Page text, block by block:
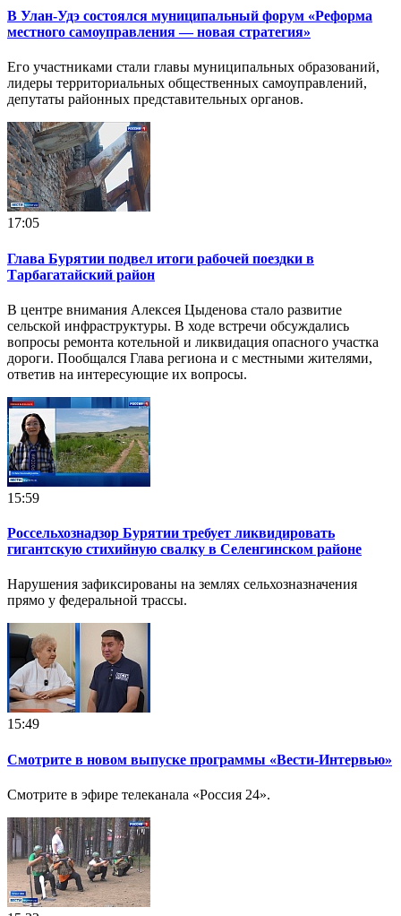
В Улан-Удэ состоялся муниципальный форум «Реформа
местного самоуправления — новая стратегия»
Его участниками стали главы муниципальных образований,
лидеры территориальных общественных самоуправлений,
депутаты районных представительных органов.
17:05
Глава Бурятии подвел итоги рабочей поездки в
Тарбагатайский район
В центре внимания Алексея Цыденова стало развитие
сельской инфраструктуры. В ходе встречи обсуждались
вопросы ремонта котельной и ликвидация опасного участка
дороги. Пообщался Глава региона и с местными жителями,
ответив на интересующие их вопросы.
15:59
Россельхознадзор Бурятии требует ликвидировать
гигантскую стихийную свалку в Селенгинском районе
Нарушения зафиксированы на землях сельхозназначения
прямо у федеральной трассы.
15:49
Смотрите в новом выпуске программы «Вести-Интервью»
Смотрите в эфире телеканала «Россия 24».